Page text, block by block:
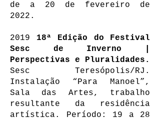
de a 20 de fevereiro de
2022.
2019 18ª Edição do Festival
Sesc de Inverno |
Perspectivas e Pluralidades.
Sesc Teresópolis/RJ.
Instalação “Para Manoel”,
Sala das Artes, trabalho
resultante da residência
artística. Período: 19 a 28